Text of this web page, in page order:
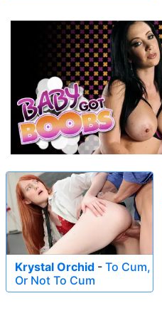
Krystal Orchid - To Cum,
Or Not To Cum